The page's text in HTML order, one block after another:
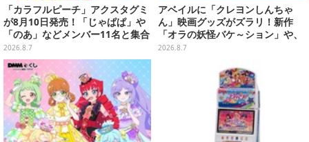
「カラフルピーチ」アクスタグミ
が8月10日発売！「じゃぱぱ」や
「のあ」などメンバー11名と集合
デザイン全15種、ボールチェーン
付きでアクセサリーにも
2026.8.7
アベイルに「クレヨンしんちゃ
ん」映画グッズがズラリ！新作
「オラの妖怪バケ～ション」や、
「ヘンダーランド」「暗黒タマタ
2026.8.7